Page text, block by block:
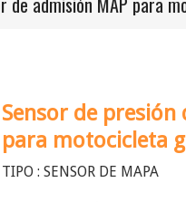
Sensor de
para motocicleta
TIPO : SENSOR DE MAPA